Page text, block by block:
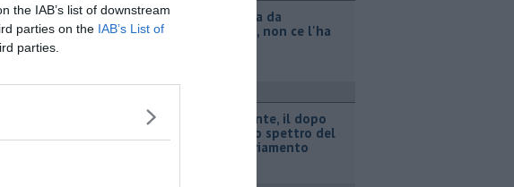
the IAB’s list of downstream
parties on the IAB’s List of
parties.
Contagiata da
legionella, non ce l'ha
Retiambiente, il dopo
Fortini e lo spettro del
commissariamento